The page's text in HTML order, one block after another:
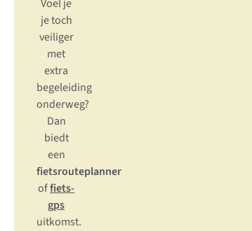
Voel je
je toch
veiliger
met
extra
begeleiding
onderweg?
Dan
biedt
een
fietsrouteplanner
offiets-
gps
uitkomst.